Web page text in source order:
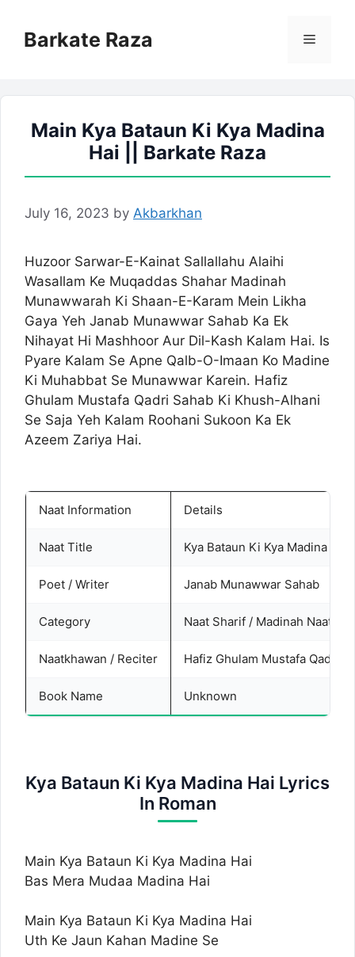
contentBarkate Raza Menu
Main Kya Bataun Ki Kya Madina
Hai || Barkate Raza
July 16, 2023 by Akbarkhan
Huzoor Sarwar-E-Kainat Sallallahu Alaihi
Wasallam Ke Muqaddas Shahar Madinah
Munawwarah Ki Shaan-E-Karam Mein Likha
Gaya Yeh Janab Munawwar Sahab Ka Ek
Nihayat Hi Mashhoor Aur Dil-Kash Kalam Hai. Is
Pyare Kalam Se Apne Qalb-O-Imaan Ko Madine
Ki Muhabbat Se Munawwar Karein. Hafiz
Ghulam Mustafa Qadri Sahab Ki Khush-Alhani
Se Saja Yeh Kalam Roohani Sukoon Ka Ek
Azeem Zariya Hai.
Naat Information Details
Naat Title Kya Bataun Ki Kya Madina Hai
Poet / Writer Janab Munawwar Sahab
Category Naat Sharif / Madinah Naat
Naatkhawan / Reciter Hafiz Ghulam Mustafa Qadri
Book Name Unknown
Kya Bataun Ki Kya Madina Hai Lyrics
In Roman
Main Kya Bataun Ki Kya Madina Hai
Bas Mera Mudaa Madina Hai
Main Kya Bataun Ki Kya Madina Hai
Uth Ke Jaun Kahan Madine Se